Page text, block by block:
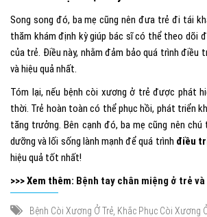
Song song đó, ba mẹ cũng nên đưa trẻ đi tái
thăm khám định kỳ giúp bác sĩ có thể theo dõi
của trẻ. Điều này, nhằm đảm bảo quá trình điều
và hiệu quả nhất.
Tóm lại, nếu bệnh còi xương ở trẻ được phát
thời. Trẻ hoàn toàn có thể phục hồi, phát triển
tăng trưởng. Bên cạnh đó, ba mẹ cũng nên
dưỡng và lối sống lành mạnh để quá trình điều
hiệu quả tốt nhất!
>>> Xem thêm: Bệnh tay chân miệng ở trẻ
Bệnh Còi Xương Ở Trẻ, Khắc Phục Còi Xương